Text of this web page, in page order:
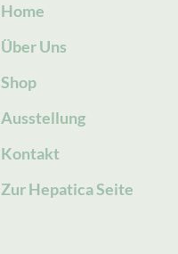
Home
Über Uns
Shop
Ausstellung
Kontakt
Zur Hepatica Seite